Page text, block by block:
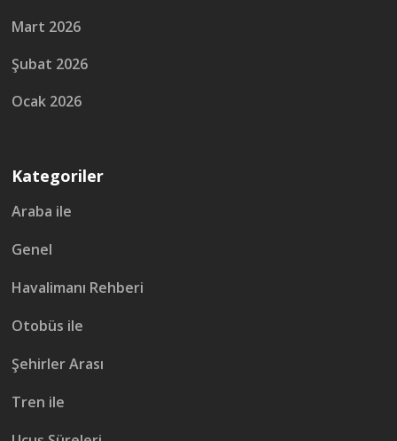
Mart 2026
Şubat 2026
Ocak 2026
Kategoriler
Araba ile
Genel
Havalimanı Rehberi
Otobüs ile
Şehirler Arası
Tren ile